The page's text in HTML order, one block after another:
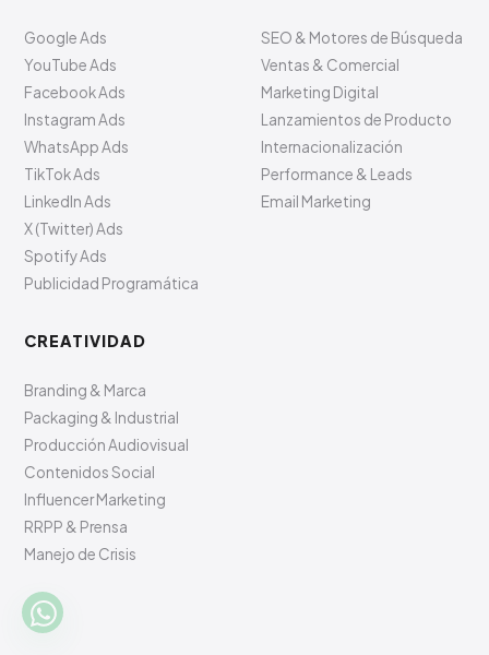
Google Ads
YouTube Ads
Facebook Ads
Instagram Ads
WhatsApp Ads
TikTok Ads
LinkedIn Ads
X (Twitter) Ads
Spotify Ads
Publicidad Programática
SEO & Motores de Búsqueda
Ventas & Comercial
Marketing Digital
Lanzamientos de Producto
Internacionalización
Performance & Leads
Email Marketing
CREATIVIDAD
Branding & Marca
Packaging & Industrial
Producción Audiovisual
Contenidos Social
Influencer Marketing
RRPP & Prensa
Manejo de Crisis